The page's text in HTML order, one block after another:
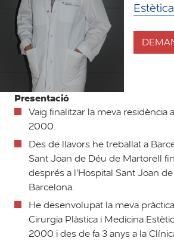
Presentació
Vaig finalitzar la meva residència
2000.
Des de llavors he treballat a
Sant Joan de Déu de Martorell
després a l'Hospital Sant Joan
Barcelona.
He desenvolupat la meva
Cirurgia Plàstica i Medicina
2000 i des de fa 3 anys a la